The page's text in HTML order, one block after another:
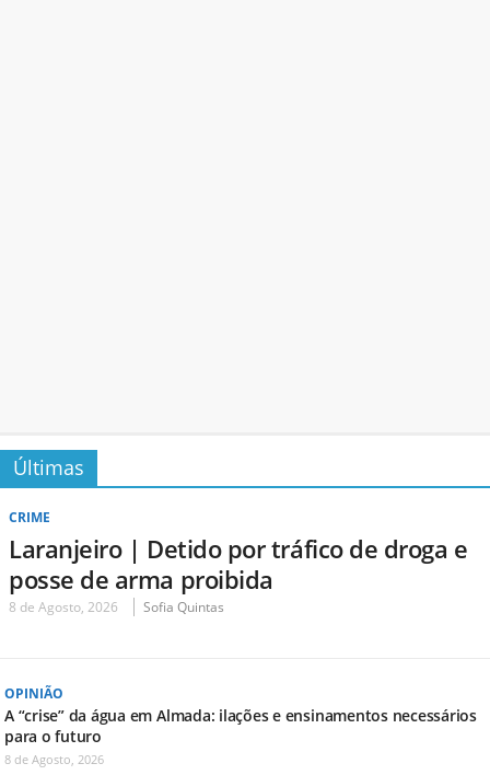
Últimas
CRIME
Laranjeiro | Detido por tráfico de droga e
posse de arma proibida
8 de Agosto, 2026 Sofia Quintas
OPINIÃO
A “crise” da água em Almada: ilações e ensinamentos necessários
para o futuro
8 de Agosto, 2026